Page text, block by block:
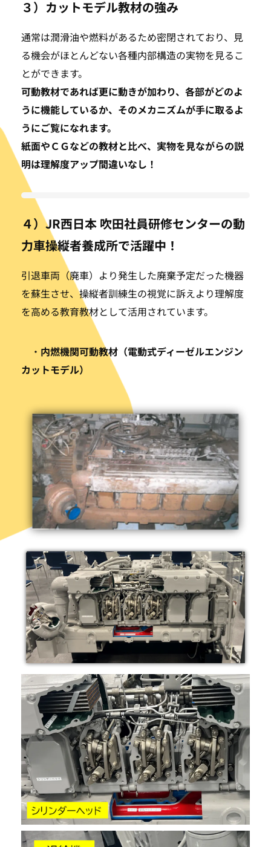
３）カットモデル教材の強み
通常は潤滑油や燃料があるため密閉されており、見
る機会がほとんどない各種内部構造の実物を見るこ
とができます。
可動教材であれば更に動きが加わり、各部がどのよ
うに機能しているか、そのメカニズムが手に取るよ
うにご覧になれます。
紙面やＣＧなどの教材と比べ、実物を見ながらの説
明は理解度アップ間違いなし！
４）JR西日本 吹田社員研修センターの動
力車操縦者養成所で活躍中！
引退車両（廃車）より発生した廃棄予定だった機器
を蘇生させ、操縦者訓練生の視覚に訴えより理解度
を高める教育教材として活用されています。
・ 内燃機関可動教材（電動式ディーゼルエンジン
カットモデル）